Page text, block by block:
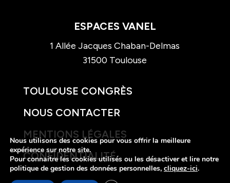
ESPACES VANEL
1 Allée Jacques Chaban-Delmas
31500 Toulouse
TOULOUSE CONGRÈS
NOUS CONTACTER
MENTIONS LÉGALES
CONFIDENTIALITÉ
Nous utilisons des cookies pour vous offrir la meilleure
expérience sur notre site.
Pour connaitre les cookies utilisés ou les désactiver et lire notre
politique de gestion des données personnelles, cliquez-ici.